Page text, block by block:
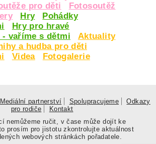
pro děti
Fotosoutěž
Hry
Pohádky
Hry pro hravé
vaříme s dětmi
Aktuality
a hudba pro děti
Videa
Fotogalerie
Mediální partnerství Spolupracujeme
Odkazy
pro rodiče
Kontakt
nemůžeme ručit, v čase může dojít ke
prosím pro jistotu zkontrolujte aktuálnost
webových stránkách pořadatele.